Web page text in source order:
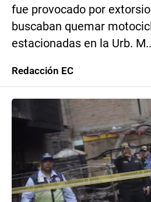
fue provocado por
buscaban quemar
estacionadas en la Urb.
Redacción EC